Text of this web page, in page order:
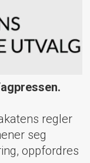
regler
seg
oppfordres